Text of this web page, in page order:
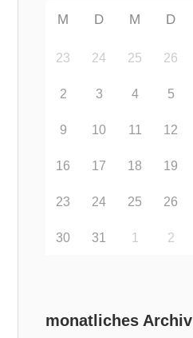
M D M D
23 24 25 26
2 3 4 5
9 10 11 12
16 17 18 19
23 24 25 26
30 31 1 2
monatliches Archiv